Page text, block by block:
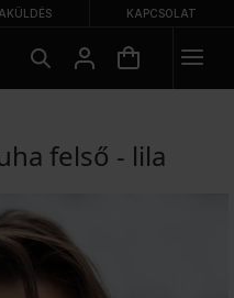
KAPCSOLAT
felső - lila